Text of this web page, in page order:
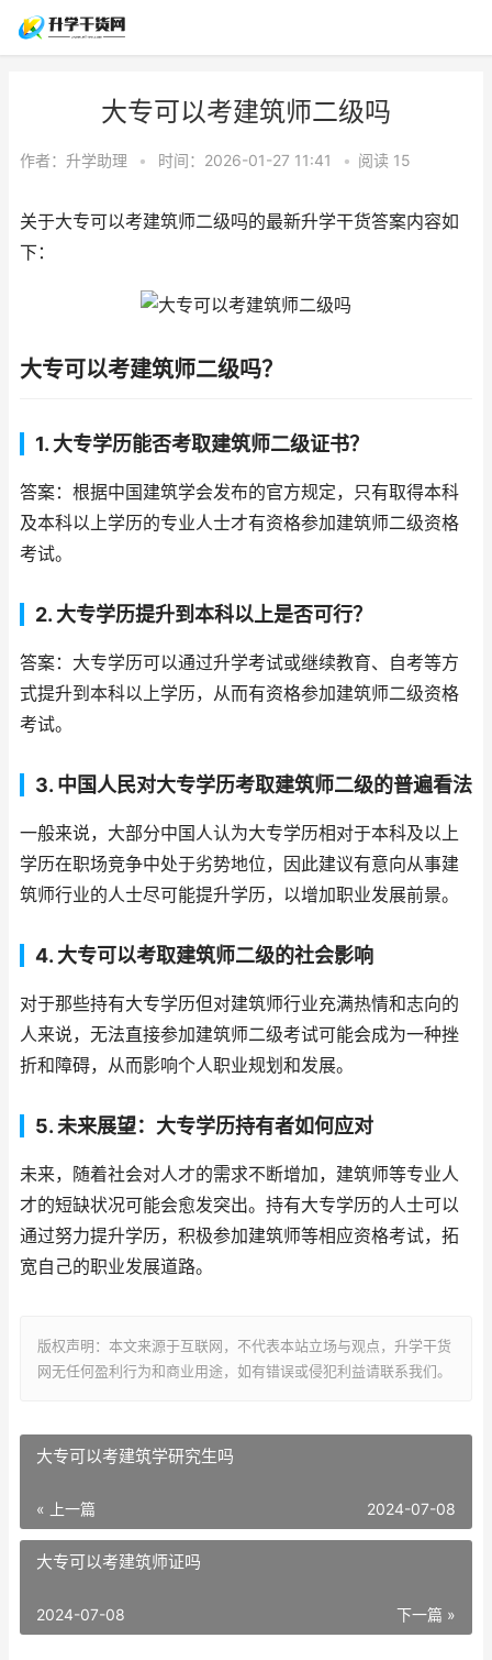
大专可以考建筑师二级吗
作者： 升学助理 • 时间：2026-01-27 11:41 • 阅读 15
关于大专可以考建筑师二级吗的最新升学干货答案内容如
下：
大专可以考建筑师二级吗？
1. 大专学历能否考取建筑师二级证书？
答案：根据中国建筑学会发布的官方规定，只有取得本科
及本科以上学历的专业人士才有资格参加建筑师二级资格
考试。
2. 大专学历提升到本科以上是否可行？
答案：大专学历可以通过升学考试或继续教育、自考等方
式提升到本科以上学历，从而有资格参加建筑师二级资格
考试。
3. 中国人民对大专学历考取建筑师二级的普遍看法
一般来说，大部分中国人认为大专学历相对于本科及以上
学历在职场竞争中处于劣势地位，因此建议有意向从事建
筑师行业的人士尽可能提升学历，以增加职业发展前景。
4. 大专可以考取建筑师二级的社会影响
对于那些持有大专学历但对建筑师行业充满热情和志向的
人来说，无法直接参加建筑师二级考试可能会成为一种挫
折和障碍，从而影响个人职业规划和发展。
5. 未来展望：大专学历持有者如何应对
未来，随着社会对人才的需求不断增加，建筑师等专业人
才的短缺状况可能会愈发突出。持有大专学历的人士可以
通过努力提升学历，积极参加建筑师等相应资格考试，拓
宽自己的职业发展道路。
版权声明：本文来源于互联网，不代表本站立场与观点，升学干货
网无任何盈利行为和商业用途，如有错误或侵犯利益请联系我们。
大专可以考建筑学研究生吗
« 上一篇 2024-07-08
大专可以考建筑师证吗
下一篇 »
2024-07-08